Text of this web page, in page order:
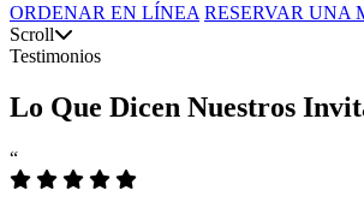
ORDENAR EN LÍNEA RESERVAR UNA
Scroll
Testimonios
Lo Que Dicen Nuestros
“